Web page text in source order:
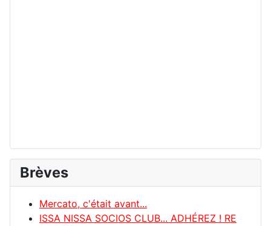
Brèves
Mercato, c'était avant...
ISSA NISSA SOCIOS CLUB... ADHÉREZ ! RE